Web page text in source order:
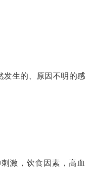
发生的、原因不明的感
激，饮食因素，高血